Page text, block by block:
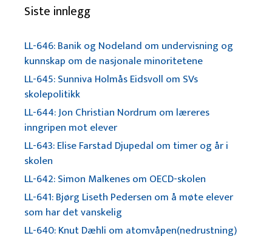
Siste innlegg
LL-646: Banik og Nodeland om undervisning og
kunnskap om de nasjonale minoritetene
LL-645: Sunniva Holmås Eidsvoll om SVs
skolepolitikk
LL-644: Jon Christian Nordrum om læreres
inngripen mot elever
LL-643: Elise Farstad Djupedal om timer og år i
skolen
LL-642: Simon Malkenes om OECD-skolen
LL-641: Bjørg Liseth Pedersen om å møte elever
som har det vanskelig
LL-640: Knut Dæhli om atomvåpen(nedrustning)